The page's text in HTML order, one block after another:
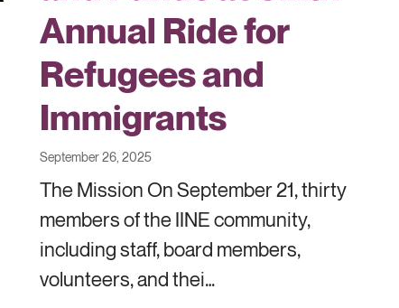
Annual Ride for
Refugees and
Immigrants
September 26, 2025
The Mission On September 21, thirty
members of the IINE community,
including staff, board members,
volunteers, and thei…